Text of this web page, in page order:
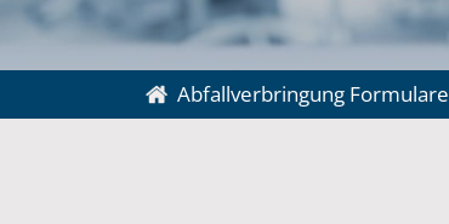
Abfallverbringung Formulare